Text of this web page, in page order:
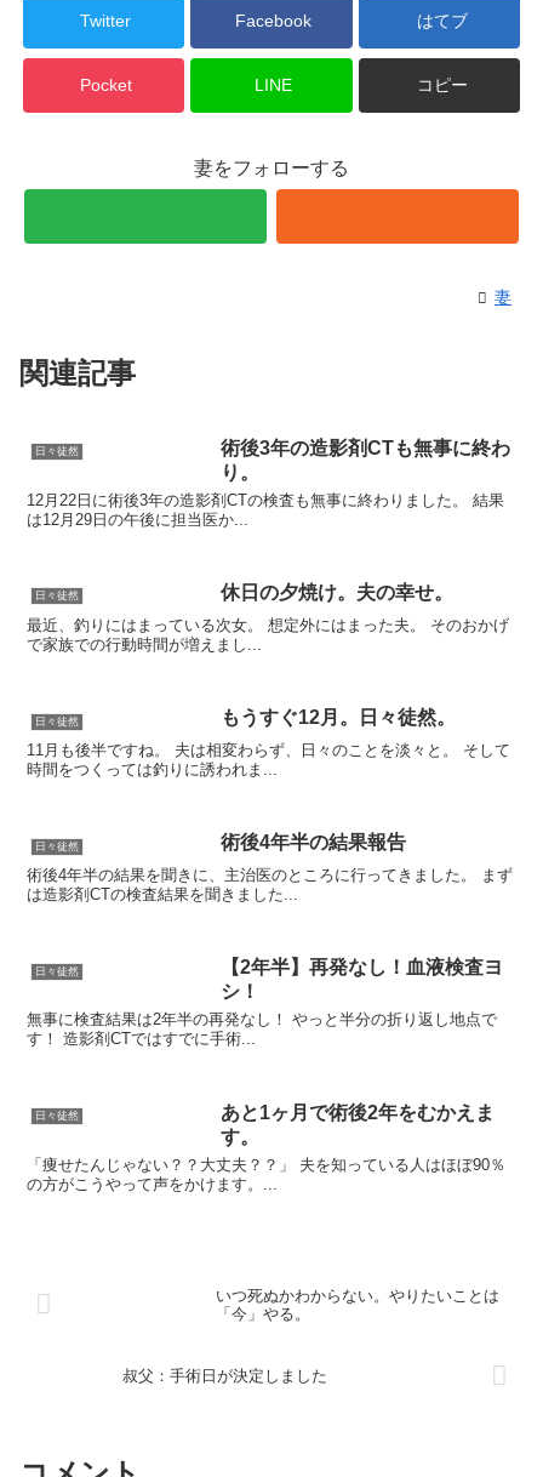
Twitter Facebook はてブ
Pocket LINE コピー
妻をフォローする
妻
関連記事
日々徒然
術後3年の造影剤CTも無事に終わ
り。
12月22日に術後3年の造影剤CTの検査も無事に終わりました。 結果
は12月29日の午後に担当医か...
日々徒然 休日の夕焼け。夫の幸せ。
最近、釣りにはまっている次女。 想定外にはまった夫。 そのおかげ
で家族での行動時間が増えまし...
日々徒然 もうすぐ12月。日々徒然。
11月も後半ですね。 夫は相変わらず、日々のことを淡々と。 そして
時間をつくっては釣りに誘われま...
日々徒然 術後4年半の結果報告
術後4年半の結果を聞きに、主治医のところに行ってきました。 まず
は造影剤CTの検査結果を聞きました...
日々徒然
【2年半】再発なし！血液検査ヨ
シ！
無事に検査結果は2年半の再発なし！ やっと半分の折り返し地点で
す！ 造影剤CTではすでに手術...
日々徒然
あと1ヶ月で術後2年をむかえま
す。
「痩せたんじゃない？？大丈夫？？」 夫を知っている人はほぼ90％
の方がこうやって声をかけます。...
いつ死ぬかわからない。やりたいことは
「今」やる。
叔父：手術日が決定しました